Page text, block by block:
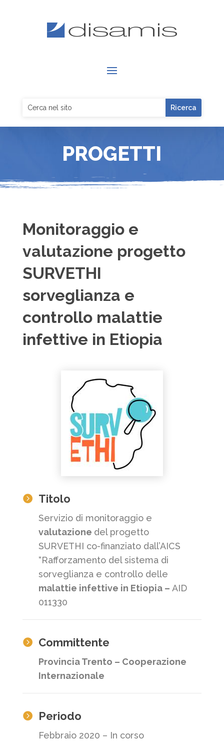
PROGETTI
Monitoraggio e
valutazione progetto
SURVETHI
sorveglianza e
controllo malattie
infettive in Etiopia
 Titolo
Servizio di monitoraggio e
valutazione del progetto
SURVETHI co-finanziato dall’AICS
“Rafforzamento del sistema di
sorveglianza e controllo delle
malattie infettive in Etiopia – AID
011330
 Committente
Provincia Trento – Cooperazione
Internazionale
 Periodo
Febbraio 2020 – In corso